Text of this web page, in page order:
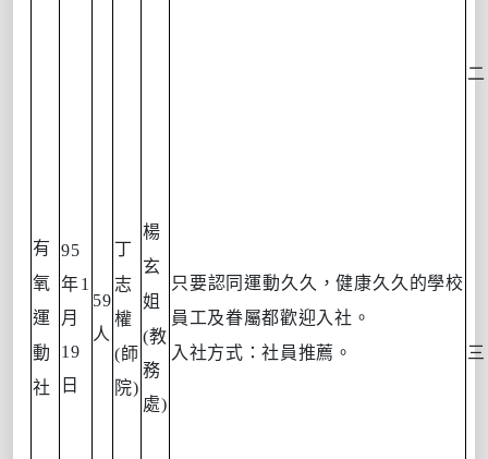
有
氧
運
動
社
95
年1
月
19
日
59
人
丁
志
權
(師
院)
楊
玄
姐
(教
務
處)
只要認同運動久久，健康久久的學校
員工及眷屬都歡迎入社。
入社方式：社員推薦。